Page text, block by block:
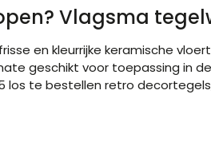
Vlagsma
en kleurrijke keramische
geschikt voor toepassing in
te bestellen retro